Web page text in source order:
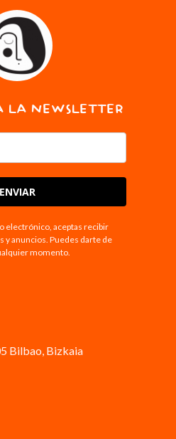
LA NEWSLETTER
ENVIAR
electrónico, aceptas recibir
y anuncios. Puedes darte de
momento.
Bilbao, Bizkaia